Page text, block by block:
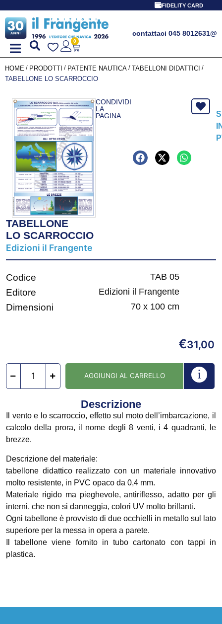
FIDELITY CARD
contattaci 045 8012631@
0
HOME / PRODOTTI / PATENTE NAUTICA / TABELLONI DIDATTICI /
TABELLONE LO SCARROCCIO
CONDIVIDI
LA
PAGINA
TABELLONE
LO SCARROCCIO
Edizioni il Frangente
Codice TAB 05
Editore Edizioni il Frangente
Dimensioni 70 x 100 cm
€31,00
AGGIUNGI AL CARRELLO
Descrizione
Il vento e lo scarroccio, effetto sul moto dell’imbarcazione, il
calcolo della prora, il nome degli 8 venti, i 4 quadranti, le
brezze.
Descrizione del materiale:
tabellone didattico realizzato con un materiale innovativo
molto resistente, in PVC opaco da 0,4 mm.
Materiale rigido ma pieghevole, antiriflesso, adatto per gli
interni, che non si danneggia, colori UV molto brillanti.
Ogni tabellone è provvisto di due occhielli in metallo sul lato
superiore per la messa in opera a parete.
Il tabellone viene fornito in tubo cartonato con tappi in
plastica.